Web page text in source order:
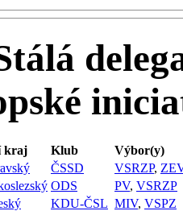
kraj Klub
Výbor(y)
ČSSD VSRZP,
ODS PV, VSRZP
KDU-ČSL MIV, VSPZ